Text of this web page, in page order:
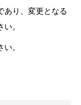
り、変更となる
。
。